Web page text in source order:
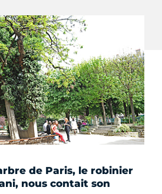
de Paris, le robinier
nous contait son